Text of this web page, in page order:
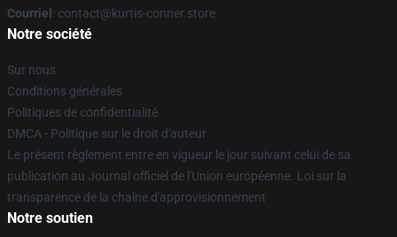
Courriel : contact@kurtis-conner.store
Notre société
Sur nous
Conditions générales
Politiques de confidentialité
DMCA - Politique sur le droit d'auteur
Le présent règlement entre en vigueur le jour suivant celui de sa
publication au Journal officiel de l'Union européenne. Loi sur la
transparence de la chaîne d'approvisionnement
Notre soutien